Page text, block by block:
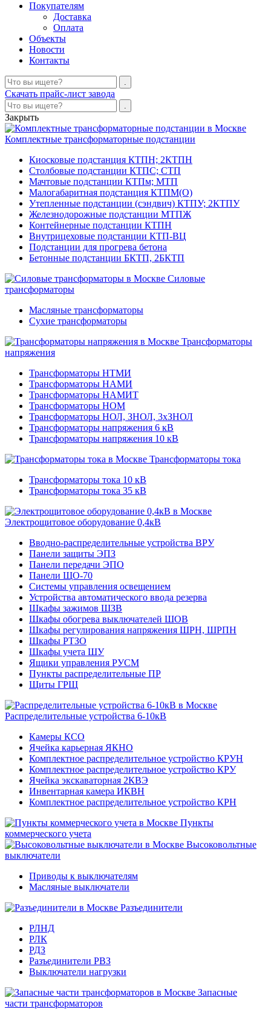
Покупателям
Доставка
Оплата
Объекты
Новости
Контакты
Скачать прайс-лист завода
Закрыть
Комплектные трансформаторные подстанции
Киосковые подстанция КТПН; 2КТПН
Столбовые подстанции КТПС; СТП
Мачтовые подстанции КТПм; МТП
Малогабаритная подстанция КТПМ(О)
Утепленные подстанции (сэндвич) КТПУ; 2КТПУ
Железнодорожные подстанции МТПЖ
Контейнерные подстанции КТПН
Внутрицеховые подстанции КТП-ВЦ
Подстанции для прогрева бетона
Бетонные подстанции БКТП, 2БКТП
Силовые
трансформаторы
Масляные трансформаторы
Сухие трансформаторы
Трансформаторы
напряжения
Трансформаторы НТМИ
Трансформаторы НАМИ
Трансформаторы НАМИТ
Трансформаторы НОМ
Трансформаторы НОЛ, ЗНОЛ, 3хЗНОЛ
Трансформаторы напряжения 6 кВ
Трансформаторы напряжения 10 кВ
Трансформаторы тока
Трансформаторы тока 10 кВ
Трансформаторы тока 35 кВ
Электрощитовое оборудование 0,4кВ
Вводно-распределительные устройства ВРУ
Панели защиты ЭПЗ
Панели передачи ЭПО
Панели ЩО-70
Системы управления освещением
Устройства автоматического ввода резерва
Шкафы зажимов ШЗВ
Шкафы обогрева выключателей ШОВ
Шкафы регулирования напряжения ШРН, ШРПН
Шкафы РТЗО
Шкафы учета ШУ
Ящики управления РУСМ
Пункты распределительные ПР
Щиты ГРЩ
Распределительные устройства 6-10кВ
Камеры КСО
Ячейка карьерная ЯКНО
Комплектное распределительное устройство КРУН
Комплектное распределительное устройство КРУ
Ячейка экскаваторная 2КВЭ
Инвентарная камера ИКВН
Комплектное распределительное устройство КРН
Пункты
коммерческого учета
Высоковольтные
выключатели
Приводы к выключателям
Масляные выключатели
Разъединители
РЛНД
РЛК
РДЗ
Разъединители РВЗ
Выключатели нагрузки
Запасные
части трансформаторов